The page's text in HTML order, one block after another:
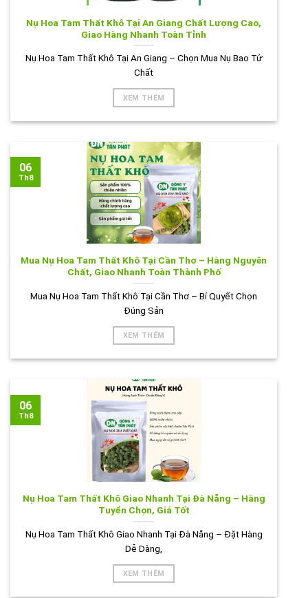
Nụ Hoa Tam Thất Khô Tại An Giang Chất Lượng Cao,
Giao Hàng Nhanh Toàn Tỉnh
Nụ Hoa Tam Thất Khô Tại An Giang – Chọn Mua Nụ Bao Tử
Chất
XEM THÊM
Mua Nụ Hoa Tam Thất Khô Tại Cần Thơ – Hàng Nguyên
Chất, Giao Nhanh Toàn Thành Phố
Mua Nụ Hoa Tam Thất Khô Tại Cần Thơ – Bí Quyết Chọn
Đúng Sản
XEM THÊM
06
Th8
Nụ Hoa Tam Thất Khô Giao Nhanh Tại Đà Nẵng – Hàng
Tuyển Chọn, Giá Tốt
Nụ Hoa Tam Thất Khô Giao Nhanh Tại Đà Nẵng – Đặt Hàng
Dễ Dàng,
XEM THÊM
06
Th8